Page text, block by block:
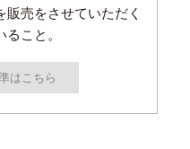
売をさせていただく
こと。
はこちら